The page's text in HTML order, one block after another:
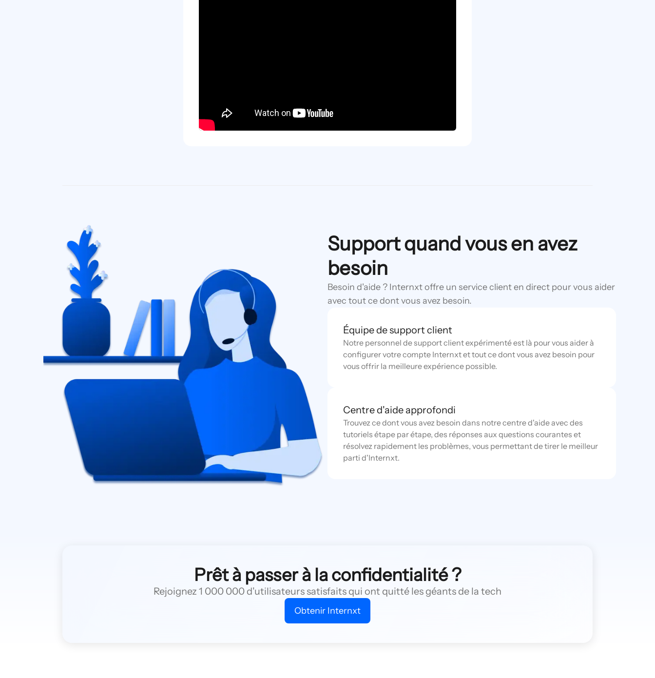
Support quand vous en avez
besoin
Besoin d'aide ? Internxt offre un service client en direct pour vous aider
avec tout ce dont vous avez besoin.
Équipe de support client
Notre personnel de support client expérimenté est là pour vous aider à
configurer votre compte Internxt et tout ce dont vous avez besoin pour
vous offrir la meilleure expérience possible.
Centre d'aide approfondi
Trouvez ce dont vous avez besoin dans notre centre d'aide avec des
tutoriels étape par étape, des réponses aux questions courantes et
résolvez rapidement les problèmes, vous permettant de tirer le meilleur
parti d'Internxt.
Prêt à passer à la confidentialité ?
Rejoignez 1 000 000 d'utilisateurs satisfaits qui ont quitté les géants de la tech
Obtenir Internxt